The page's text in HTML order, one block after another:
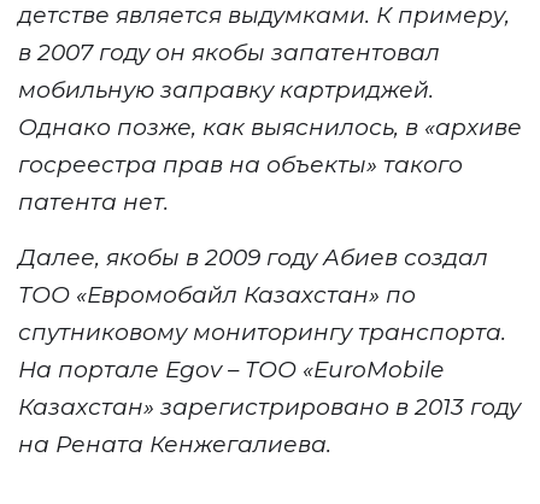
детстве является выдумками. К примеру,
в 2007 году он якобы запатентовал
мобильную заправку картриджей.
Однако позже, как выяснилось, в «архиве
госреестра прав на объекты» такого
патента нет.
Далее, якобы в 2009 годуАбиев создал
ТОО «Евромобайл Казахстан» по
спутниковому мониторингу транспорта.
На портале Egov – ТОО «EuroMobile
Казахстан» зарегистрировано в 2013 году
на Рената Кенжегалиева.